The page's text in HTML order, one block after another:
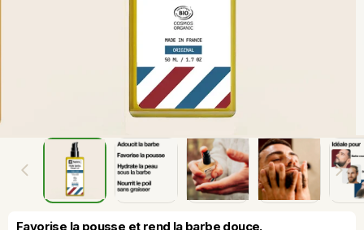
Favorise la pousse et rend la barbe douce.